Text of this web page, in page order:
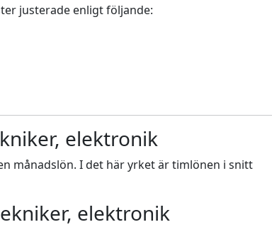
justerade enligt följande:
elektronik
månadslön. I det här yrket är timlönen i snitt
elektronik